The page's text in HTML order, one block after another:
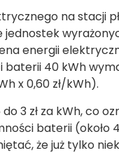
na stacji
energii
40 kWh
x 0,60 zł/kWh).
3 zł za kWh, co
baterii (około
że już tylko